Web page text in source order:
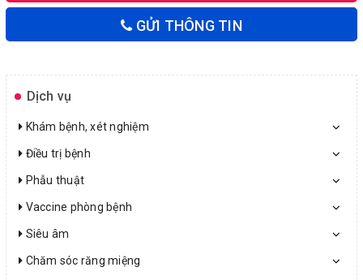
GỬI THÔNG TIN
Dịch vụ
Khám bệnh, xét nghiệm
Điều trị bệnh
Phẫu thuật
Vaccine phòng bệnh
Siêu âm
Chăm sóc răng miệng